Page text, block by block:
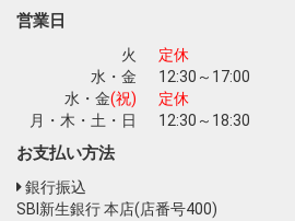
営業日
火
定休
水・金
12:30～17:00
水・金(祝)
定休
月・木・土・日
12:30～18:30
お支払い方法
銀行振込
SBI新生銀行 本店(店番号400)